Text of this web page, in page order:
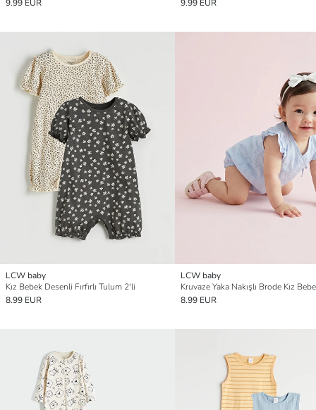
9.99 EUR
9.99 EUR
LCW baby
Kız Bebek Desenli Fırfırlı Tulum 2'li
8.99 EUR
LCW baby
8.99 EUR